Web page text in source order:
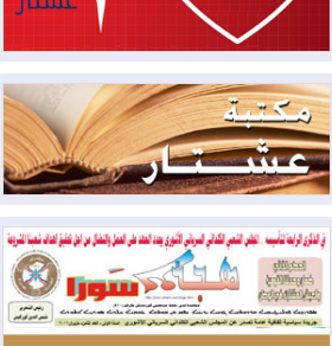
2026-08-02
مشروع "حسابي" يُمهل
الموظفين حتى نهاية أغسطس لاستلام
بطاقاتهم المصرفية
2026-08-02دمشق وعمّان تحذران بغداد:
أي هجوم من أراضي العراق سيواجه برد
2026-08-02ترامب: الولايات المتحدة
وإسرائيل تعلقان شن ضربات على إيران
2026-08-01
تقرير: الولايات المتحدة تسحب
منظومة باتريوت الدفاعية من أربيل